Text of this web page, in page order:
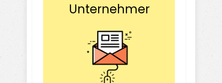
Unternehmer